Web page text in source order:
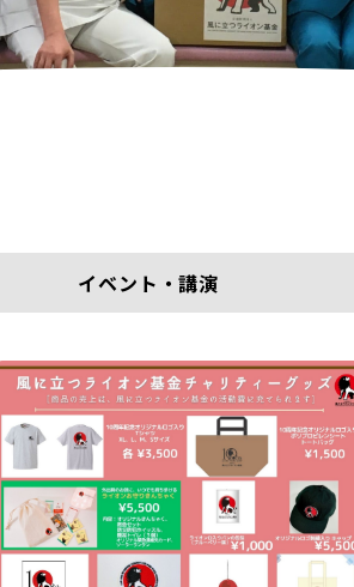
イベント・講演